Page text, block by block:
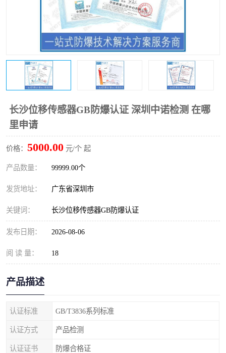
长沙位移传感器GB防爆认证 深圳中诺检测 在哪
里申请
价格： 5000.00 元/个 起
产品数量： 99999.00个
发货地址： 广东省深圳市
关键词： 长沙位移传感器GB防爆认证
发布日期： 2026-08-06
阅 读 量： 18
产品描述
认证标准 GB/T3836系列标准
认证方式 产品检测
认证证书 防爆合格证
SIL认证
防爆电气检测机构 防爆合格证代理机构